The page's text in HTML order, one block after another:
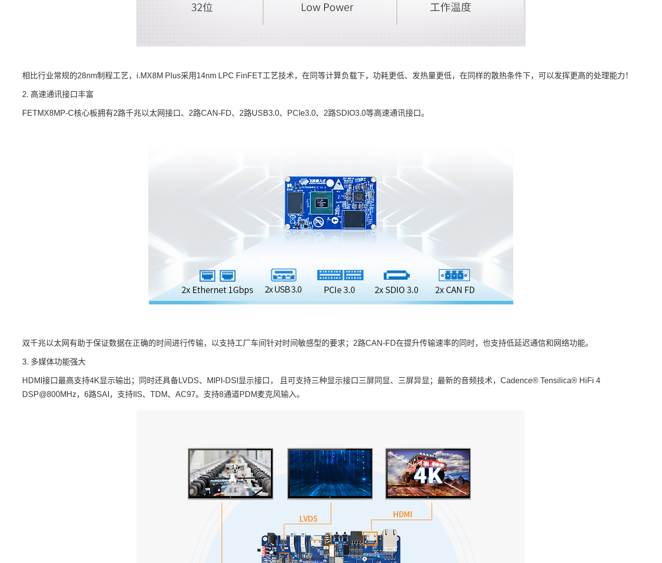
相比行业常规的28nm制程工艺，i.MX8M Plus采用14nm LPC FinFET工艺技术，在同等计算负载下，功耗更低、发热量更低，在同样的散热条件下，可以发挥更高的处理能力！
2. 高速通讯接口丰富
FETMX8MP-C核心板拥有2路千兆以太网接口、2路CAN-FD、2路USB3.0、PCIe3.0、2路SDIO3.0等高速通讯接口。
双千兆以太网有助于保证数据在正确的时间进行传输，以支持工厂车间针对时间敏感型的要求；2路CAN-FD在提升传输速率的同时，也支持低延迟通信和网络功能。
3. 多媒体功能强大
HDMI接口最高支持4K显示输出；同时还具备LVDS、MIPI-DSI 显示接口 ， 且可支持三种显示接口三屏同显、三屏异显；最新的音频技术，Cadence® Tensilica® HiFi 4
DSP@800MHz，6路SAI，支持IIS、TDM、AC97。支持8通道PDM麦克风输入。